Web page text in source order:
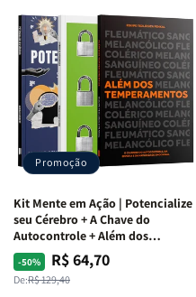
Raizes
da
Alma
|
O
Vício
Agradar
a
Todos
+
Raiz
da
Rejeição
Raizes
da
Alma
|
O
Vício
de
Agradar
Todos
+
Raiz
Promoção
Kit Mente em Ação | Potencialize
seu Cérebro + A Chave do
Autocontrole + Além dos
Temperamentos
-50%
Preço
normal
De:R$ 129,40
Preço
promocional
R$ 64,70